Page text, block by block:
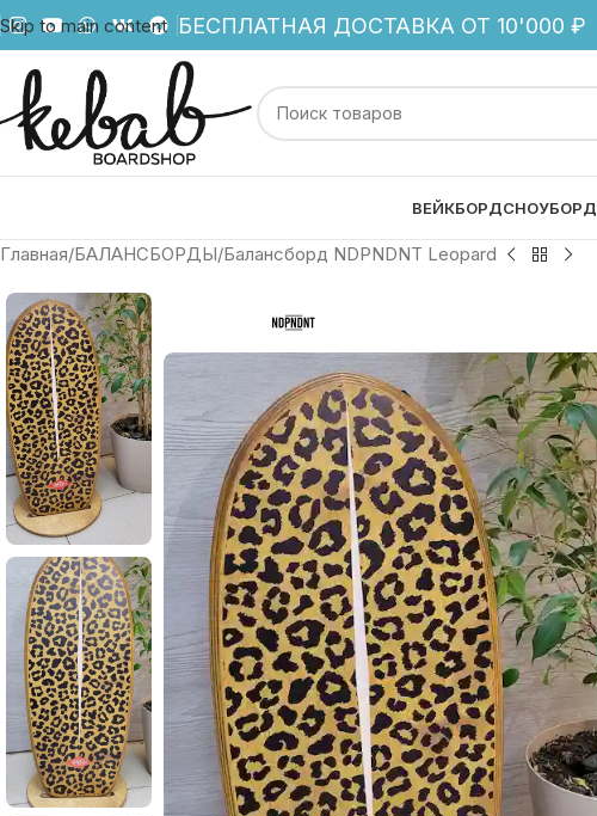
Skip to main content БЕСПЛАТНАЯ ДОСТАВКА ОТ 10'000 ₽
ВЕЙКБОРДСНОУБОРД
Главная БАЛАНСБОРДЫ Балансборд NDPNDNT Leopard